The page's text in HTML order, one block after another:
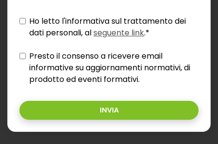
Ho letto l'informativa sul trattamento dei
dati personali, alseguente link.*
Presto il consenso a ricevere email
informative su aggiornamenti normativi, di
prodotto ed eventi formativi.
INVIA